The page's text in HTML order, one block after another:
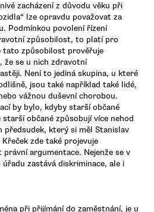
zacházení z důvodu věku při
lze opravdu považovat za
Podmínkou povolení řízení
způsobilost, to platí pro
tato způsobilost prověřuje
že se u nich zdravotní
Není to jediná skupina, u které
jsou také například také lidé,
vážnou duševní chorobou.
by bylo, kdyby starší občané
občané způsobují více nehod
předsudek, který si měl Stanislav
zde také projevuje
argumentace. Nejenže se v
zastává diskriminace, ale i
při přijímání do zaměstnání, je u